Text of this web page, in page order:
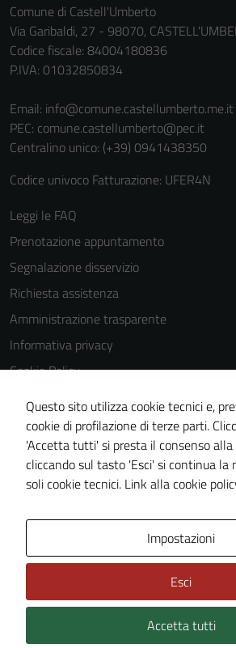
Comune di Castell'Umberto
Via Garibaldi, 27 - 98070,
Codice fiscale: 84004180836
P.IVA: 01032850834
Email: info@comune.castellumberto.me.it
PEC: comune.castellumberto@pec.it
Centralino unico: (+39) 0941438350
Codice univoco Fatturazione: UFER4N
Leggi le FAQ
Prenotazione appuntamento
Segnalazione disservizio
Richiesta assistenza
Amministrazione trasparente
Informativa privacy
Cookie Policy
Note legali
Dichiarazione di accessibilità
Obiettivi di accessibilità
Piano di miglioramento del sito
Technical Design s.r.l.
Questo sito utilizza cookie tecnici e,
cookie di profilazione di terze parti.
'Accetta tutti' si presta il consenso alla
cliccando sul tasto 'Esci' si continua la
soli cookie tecnici. Link alla cookie
Impostazioni
Esci
Accetta tutti